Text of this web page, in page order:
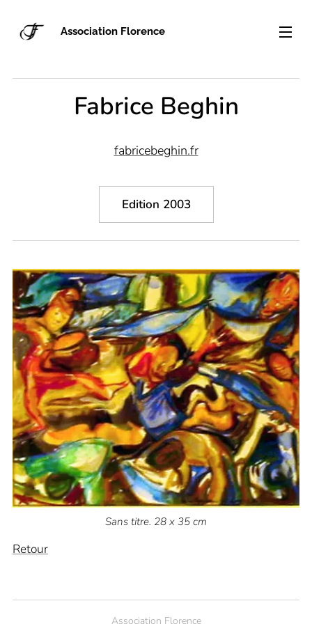
Association Florence
Fabrice Beghin
fabricebeghin.fr
Edition 2003
Sans titre. 28 x 35 cm
Retour
Association Florence